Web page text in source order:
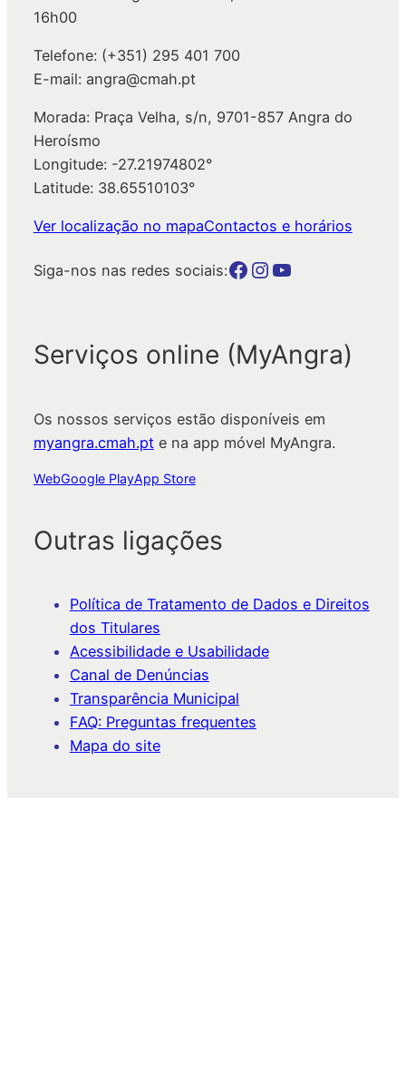
16h00
Telefone: (+351) 295 401 700
E-mail: angra@cmah.pt
Morada: Praça Velha, s/n, 9701-857 Angra do
Heroísmo
Longitude: -27.21974802°
Latitude: 38.65510103°
Ver localização no mapaContactos e horários
Siga-nos nas redes sociais:Botão para a página da autarquia no Facebook Botão para a página da autarquia no Instagram Botão para a página da autarquia no Youtube
Serviços online (MyAngra)
Os nossos serviços estão disponíveis em
myangra.cmah.pt e na app móvel MyAngra.
WebGoogle PlayApp Store
Outras ligações
Política de Tratamento de Dados e Direitos
dos Titulares
Acessibilidade e Usabilidade
Canal de Denúncias
Transparência Municipal
FAQ: Preguntas frequentes
Mapa do site